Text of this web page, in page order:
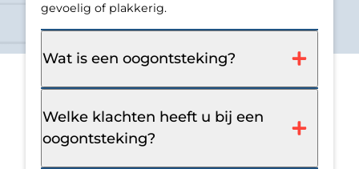
gevoelig of plakkerig.
Wat is een oogontsteking?
Welke klachten heeft u bij een
oogontsteking?